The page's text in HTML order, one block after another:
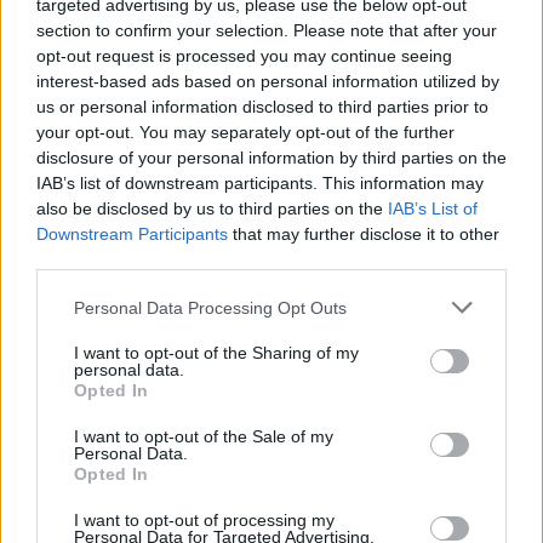
targeted advertising by us, please use the below opt-out
section to confirm your selection. Please note that after your
opt-out request is processed you may continue seeing
interest-based ads based on personal information utilized by
us or personal information disclosed to third parties prior to
your opt-out. You may separately opt-out of the further
disclosure of your personal information by third parties on the
IAB’s list of downstream participants. This information may
also be disclosed by us to third parties on the IAB’s List of
Downstream Participants that may further disclose it to other
Personal Data Processing Opt Outs
I want to opt-out of the Sharing of my
personal data.
Opted In
I want to opt-out of the Sale of my
Personal Data.
Opted In
I want to opt-out of processing my
Personal Data for Targeted Advertising.
Cosa è il codice REA e come trovarlo
Come trovare l'elenco soci azienda
Società di persone: tipologie e caratteristiche
Sede legale di un'impresa italiana, ecco come trovarla
Registrazione del Codice Destinatario
Codici RAE, SAE e Ateco: cosa sono
Codice Destinatario per Fattura Elettronica
Come Cancellare Protesti in Camera di Commercio
Cosa sono e a cosa servono le Marche Temporali
Tipologie di Società: Quale Scegliere
Visura ipocatastale online: cos'è e come richiederla
Società in liquidazione: che significa e come verificarlo